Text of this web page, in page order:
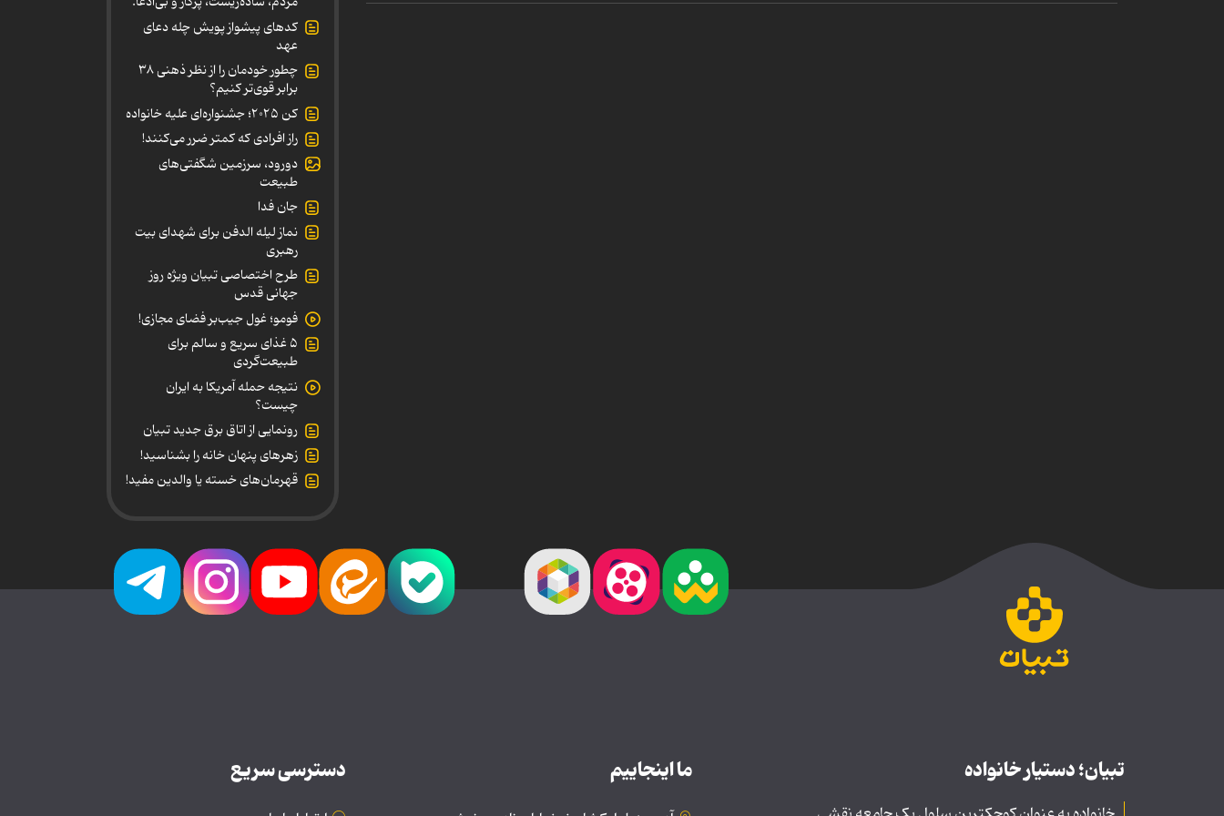
کدهای پیشواز پویش چله دعای
عهد
چطور خودمان را از نظر ذهنی ۳۸
برابر قوی‌تر کنیم؟
کن ۲۰۲۵؛ جشنواره‌ای علیه خانواده
راز افرادی که کمتر ضرر می‌کنند!
دورود، سرزمین شگفتی‌های
طبیعت
جان فدا
نماز لیله الدفن برای شهدای بیت
رهبری
طرح اختصاصی تبیان ویژه روز
جهانی قدس
فومو؛ غول جیب‌بر فضای مجازی!
۵ غذای سریع و سالم برای
طبیعت‌گردی
نتیجه حمله آمریکا به ایران
چیست؟
رونمایی از اتاق برق جدید تبیان
زهرهای پنهان خانه را بشناسید!
قهرمان‌های خسته یا والدین مفید!
تبیان؛ دستیار خانواده ما اینجاییم دسترسی سریع